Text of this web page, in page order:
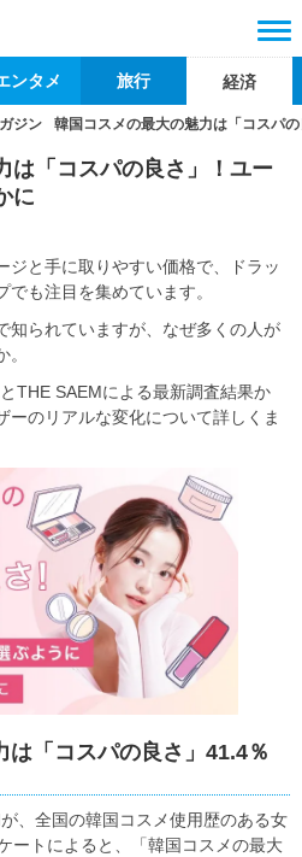
ンタメ 旅行 経済
ジン 韓国コスメの最大の魅力は「コスパ
は「コスパの良さ」！ユー
に
ジと手に取りやすい価格で、ドラッ
も注目を集めています。
知られていますが、なぜ多くの人が
THE SAEMによる最新調査結果か
ーのリアルな変化について詳しくま
は「コスパの良さ」41.4％
、全国の韓国コスメ使用歴のある女
ートによると、「韓国コスメの最大